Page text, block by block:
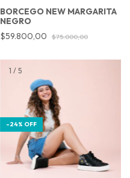
BORCEGO NEW MARGARITA
NEGRO
$59.800,00
$75.000,00
1 / 5
-24% OFF